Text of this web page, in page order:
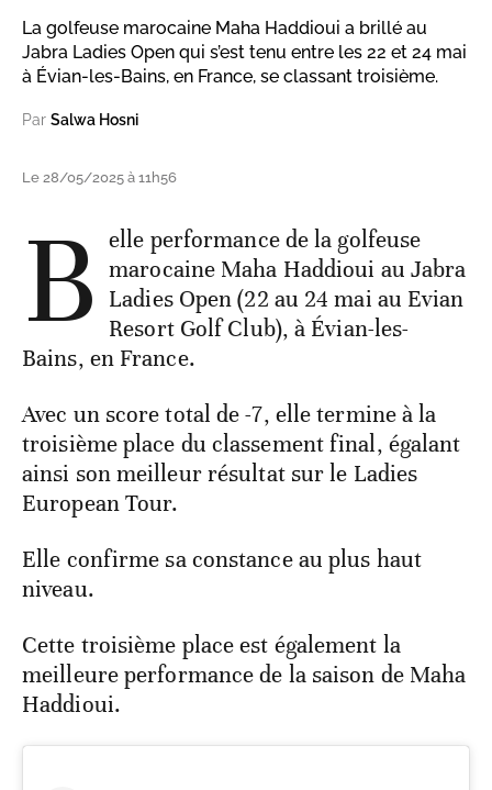
La golfeuse marocaine Maha Haddioui a brillé au
Jabra Ladies Open qui s’est tenu entre les 22 et 24 mai
à Évian-les-Bains, en France, se classant troisième.
Par Salwa Hosni
Le 28/05/2025 à 11h56
B elle performance de la golfeuse
marocaine Maha Haddioui au Jabra
Ladies Open (22 au 24 mai au Evian
Resort Golf Club), à Évian-les-
Bains, en France.
Avec un score total de -7, elle termine à la
troisième place du classement final, égalant
ainsi son meilleur résultat sur le Ladies
European Tour.
Elle confirme sa constance au plus haut
niveau.
Cette troisième place est également la
meilleure performance de la saison de Maha
Haddioui.